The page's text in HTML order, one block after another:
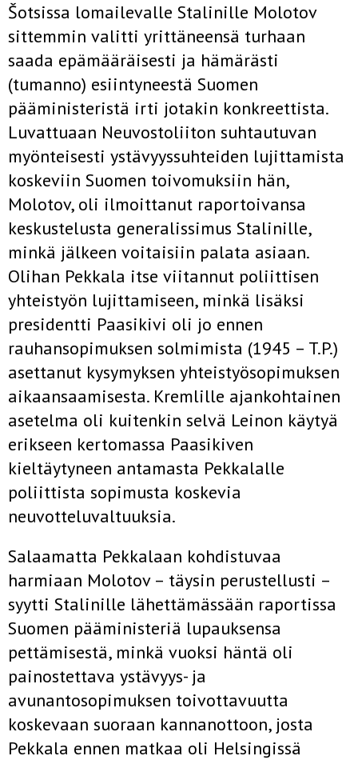
Šotsissa lomailevalle Stalinille Molotov
sittemmin valitti yrittäneensä turhaan
saada epämääräisesti ja hämärästi
(tumanno) esiintyneestä Suomen
pääministeristä irti jotakin konkreettista.
Luvattuaan Neuvostoliiton suhtautuvan
myönteisesti ystävyyssuhteiden lujittamista
koskeviin Suomen toivomuksiin hän,
Molotov, oli ilmoittanut raportoivansa
keskustelusta generalissimus Stalinille,
minkä jälkeen voitaisiin palata asiaan.
Olihan Pekkala itse viitannut poliittisen
yhteistyön lujittamiseen, minkä lisäksi
presidentti Paasikivi oli jo ennen
rauhansopimuksen solmimista (1945 – T.P.)
asettanut kysymyksen yhteistyösopimuksen
aikaansaamisesta. Kremlille ajankohtainen
asetelma oli kuitenkin selvä Leinon käytyä
erikseen kertomassa Paasikiven
kieltäytyneen antamasta Pekkalalle
poliittista sopimusta koskevia
neuvotteluvaltuuksia.
Salaamatta Pekkalaan kohdistuvaa
harmiaan Molotov – täysin perustellusti –
syytti Stalinille lähettämässään raportissa
Suomen pääministeriä lupauksensa
pettämisestä, minkä vuoksi häntä oli
painostettava ystävyys- ja
avunantosopimuksen toivottavuutta
koskevaan suoraan kannanottoon, josta
Pekkala ennen matkaa oli Helsingissä